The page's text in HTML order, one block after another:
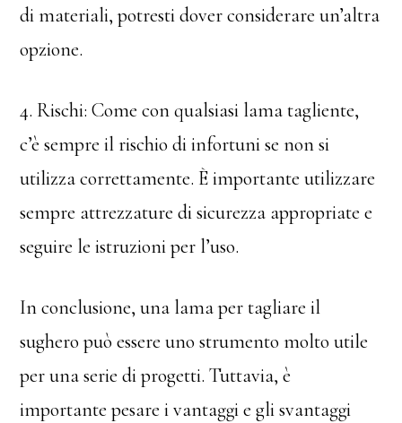
di materiali, potresti dover considerare un’altra
opzione.
4. Rischi: Come con qualsiasi lama tagliente,
c’è sempre il rischio di infortuni se non si
utilizza correttamente. È importante utilizzare
sempre attrezzature di sicurezza appropriate e
seguire le istruzioni per l’uso.
In conclusione, una lama per tagliare il
sughero può essere uno strumento molto utile
per una serie di progetti. Tuttavia, è
importante pesare i vantaggi e gli svantaggi